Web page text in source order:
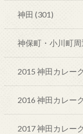
神田 (301)
神保町・小川町周
2015 神田カレー
2016 神田カレー
2017 神田カレー